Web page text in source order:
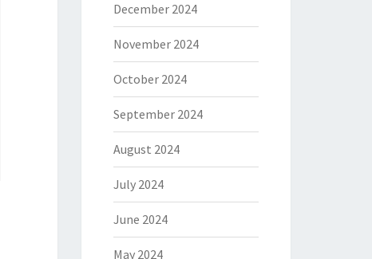
December 2024
November 2024
October 2024
September 2024
August 2024
July 2024
June 2024
May 2024